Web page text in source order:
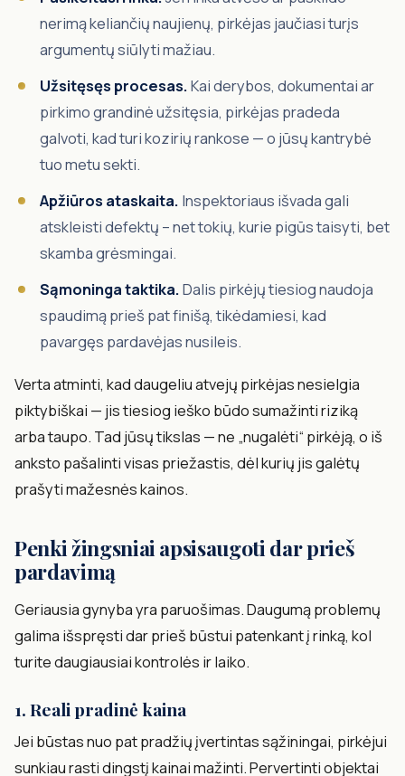
nerimą keliančių naujienų, pirkėjas jaučiasi turįs
argumentų siūlyti mažiau.
Užsitęsęs procesas.Kai derybos, dokumentai ar
pirkimo grandinė užsitęsia, pirkėjas pradeda
galvoti, kad turi kozirių rankose — o jūsų kantrybė
tuo metu sekti.
Apžiūros ataskaita. Inspektoriaus išvada gali
atskleisti defektų – net tokių, kurie pigūs taisyti, bet
skamba grėsmingai.
Sąmoninga taktika.Dalis pirkėjų tiesiog naudoja
spaudimą prieš pat finišą, tikėdamiesi, kad
pavargęs pardavėjas nusileis.
Verta atminti, kad daugeliu atvejų pirkėjas nesielgia
piktybiškai — jis tiesiog ieško būdo sumažinti riziką
arba taupo. Tad jūsų tikslas — ne „nugalėti“ pirkėją, o iš
anksto pašalinti visas priežastis, dėl kurių jis galėtų
prašyti mažesnės kainos.
Penki žingsniai apsisaugoti dar prieš
pardavimą
Geriausia gynyba yra paruošimas. Daugumą problemų
galima išspręsti dar prieš būstui patenkant į rinką, kol
turite daugiausiai kontrolės ir laiko.
1. Reali pradinė kaina
Jei būstas nuo pat pradžių įvertintas sąžiningai, pirkėjui
sunkiau rasti dingstį kainai mažinti. Pervertinti objektai